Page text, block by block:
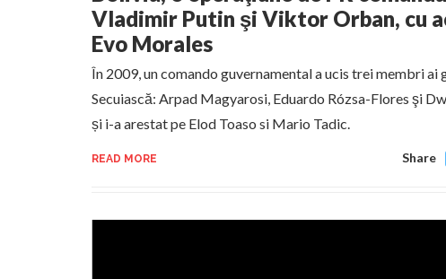
Vladimir Putin şi Viktor Orban, cu
Evo Morales
În 2009, un comando guvernamental a ucis trei membri ai
Secuiască: Arpad Magyarosi, Eduardo Rózsa-Flores şi
și i-a arestat pe Elod Toaso si Mario Tadic.
READ MORE Share